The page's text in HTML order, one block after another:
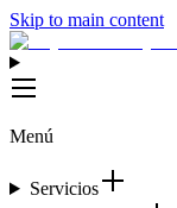
Skip to main content
Menú
Servicios